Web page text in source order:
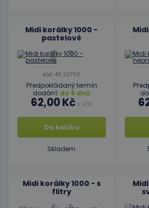
Midi korálky 1000 -
pastelové
kód: 49 20750
Předpokládaný termín
dodání: do 5 dnů
62,00 Kč s DPH
Do košíku
Skladem
Midi korálky 1000 - s
flitry